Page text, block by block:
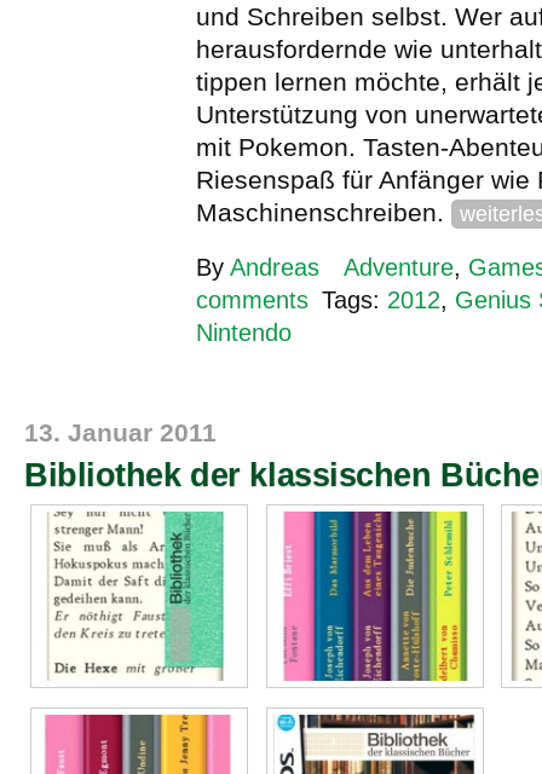
und Schreiben selbst. Wer
herausfordernde wie
tippen lernen möchte, erhält
Unterstützung von
mit Pokemon. Tasten-
Riesenspaß für Anfänger wie
Maschinenschreiben.
By Andreas Adventure,
comments Tags: 2012, Genius
Nintendo
13. Januar 2011
Bibliothek der klassischen